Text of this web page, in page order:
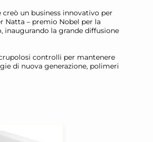
un business innovativo per
Natta – premio Nobel per la
inaugurando la grande diffusione
controlli per mantenere
di nuova generazione, polimeri